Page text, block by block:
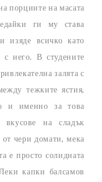
порциите на масата
ги му става
изяде всичко като
него. В студените
залята с
тежките ястия,
и именно за това
вкусове на сладък
чери домати, мека
е просто солидната
капки балсамов